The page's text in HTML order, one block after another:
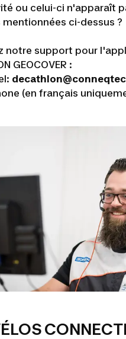
ou celui-ci n'apparaît
ci-dessus ?
notre support pour
GEOCOVER :
(en français